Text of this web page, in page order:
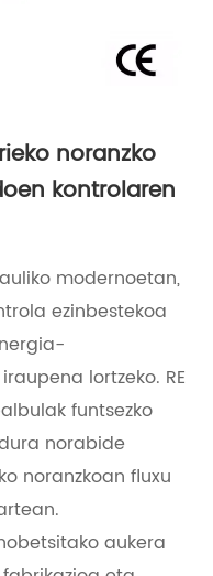
noranzko
kontrolaren
modernoetan,
ezinbestekoa
lortzeko. RE
funtsezko
norabide
noranzkoan fluxu
aukera